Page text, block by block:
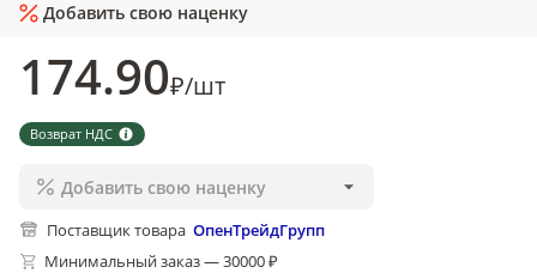
Добавить свою наценку
174.90₽/шт
Возврат НДС
Добавить свою наценку
Поставщик товара ОпенТрейдГрупп
Минимальный заказ — 30000 ₽